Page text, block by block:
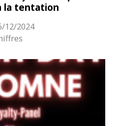
la tentation
12/2024